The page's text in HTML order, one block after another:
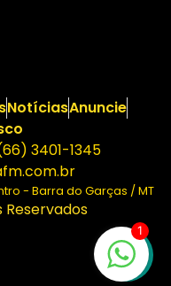
NotíciasAnuncie
3401-1345
- Barra do Garças / MT
Reservados
1